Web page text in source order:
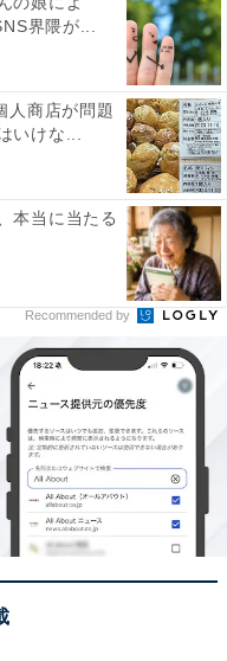
。ストレスオフ指数
、職場や自宅の協力
トレスオフの要因と見
「山口県」。男性では
性では第26位から23
入りしています。
「山梨県」でした。
界隈が...
人商店が問題
いけな...
本当に当たる
Recommended by